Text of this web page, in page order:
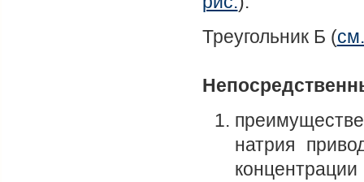
Треугольник Б (
натрия